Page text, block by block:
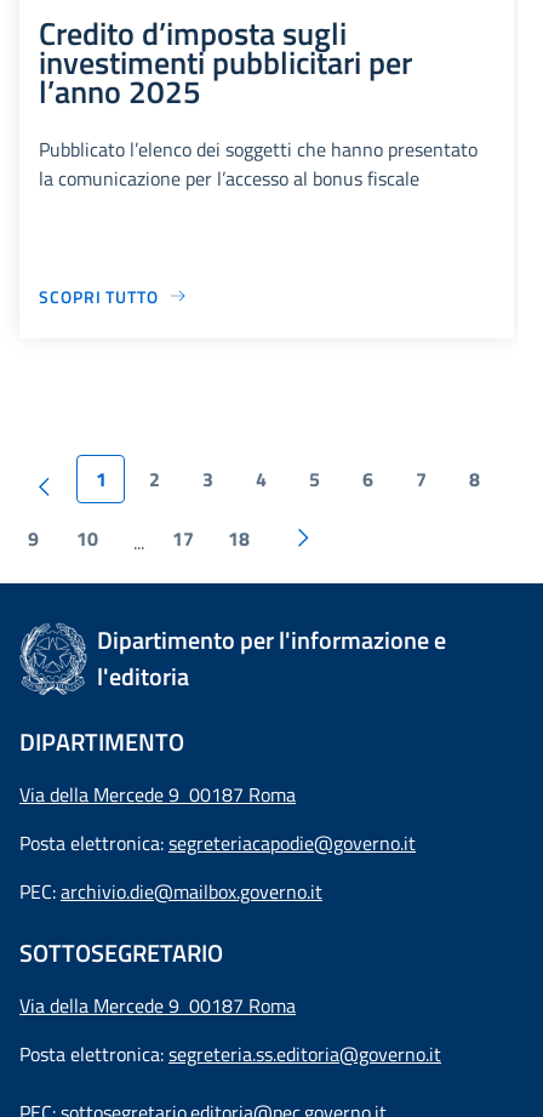
Credito d’imposta sugli
investimenti pubblicitari per
l’anno 2025
Pubblicato l’elenco dei soggetti che hanno presentato
la comunicazione per l’accesso al bonus fiscale
SCOPRI TUTTO
1 2 3 4 5 6 7 8
9 10 ... 17 18
Dipartimento per l'informazione e
l'editoria
DIPARTIMENTO
Via della Mercede 9 00187 Roma
Posta elettronica:segreteriacapodie@governo.it
PEC:archivio.die@mailbox.governo.it
SOTTOSEGRETARIO
Via della Mercede 9 00187 Roma
Posta elettronica:segreteria.ss.editoria@governo.it